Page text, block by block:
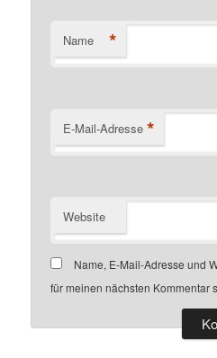
Name *
E-Mail-Adresse *
Website
Name, E-Mail-Adresse und
für meinen nächsten Kommentar